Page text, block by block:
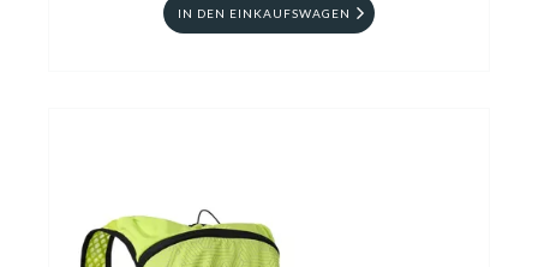
IN DEN EINKAUFSWAGEN